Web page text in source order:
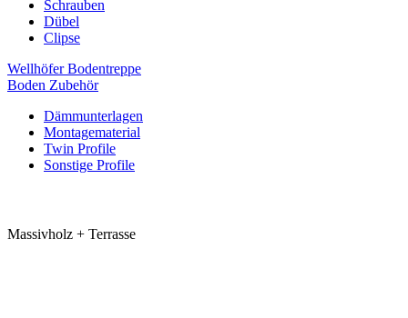
Schrauben
Dübel
Clipse
Wellhöfer Bodentreppe
Boden Zubehör
Dämmunterlagen
Montagematerial
Twin Profile
Sonstige Profile
Massivholz + Terrasse